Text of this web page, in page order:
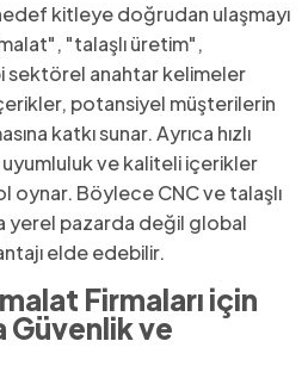
kitleye doğrudan ulaşmayı
"talaşlı üretim",
sektörel anahtar kelimeler
potansiyel müşterilerin
katkı sunar. Ayrıca hızlı
ve kaliteli içerikler
oynar. Böylece CNC ve talaşlı
yerel pazarda değil global
elde edebilir.
Firmaları için
Güvenlik ve